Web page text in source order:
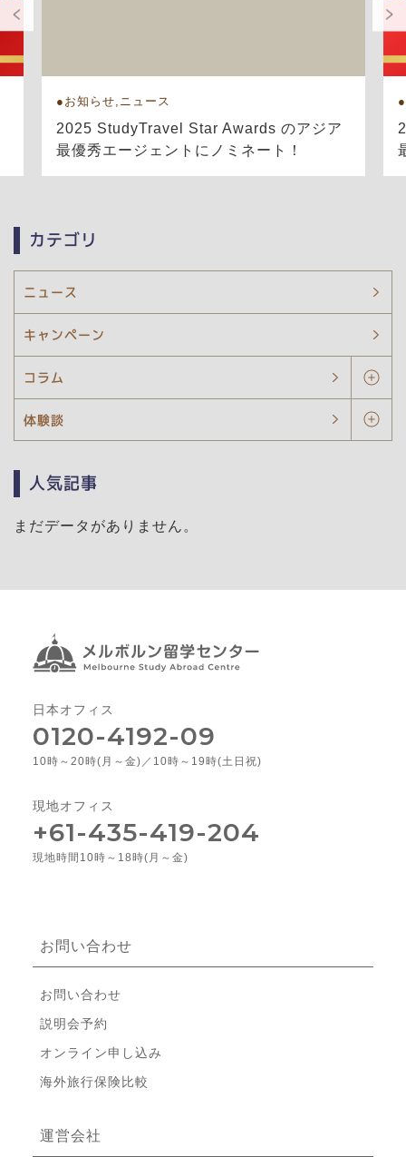
お知らせ,ニュース
2025 StudyTravel Star Awards のアジア
最優秀エージェントにノミネート！
カテゴリ
ニュース
キャンペーン
コラム
体験談
人気記事
まだデータがありません。
日本オフィス
0120-4192-09
10時～20時(月～金)／10時～19時(土日祝)
現地オフィス
+61-435-419-204
現地時間10時～18時(月～金)
お問い合わせ
お問い合わせ
説明会予約
オンライン申し込み
海外旅行保険比較
運営会社